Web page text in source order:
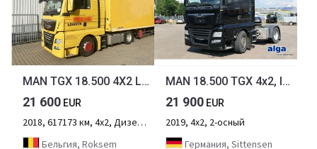
MAN TGX 18.500 4X2 LLS TGX 18.500 4X2 LLS, Retarder, Vollumer
21 600 EUR
2018, 617173 км, 4х2, Дизель, 2-осный
Бельгия, Roksem
MAN 18.500 TGX 4x2, Intarder, Hydr.,Liege,Standklima
21 900 EUR
2019, 4х2, 2-осный
Германия, Sittensen